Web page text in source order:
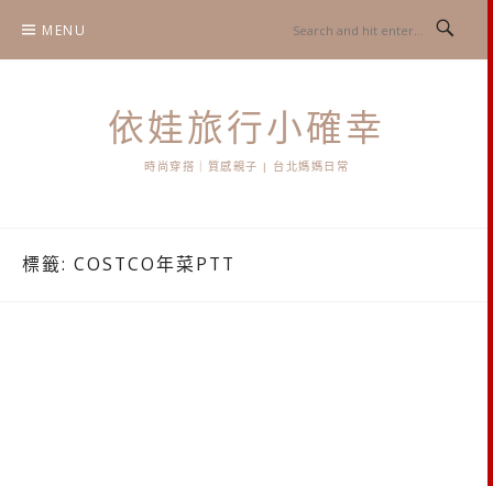
content
MENU
依娃旅行小確幸
時尚穿搭｜質感親子 | 台北媽媽日常
標籤: COSTCO年菜PTT